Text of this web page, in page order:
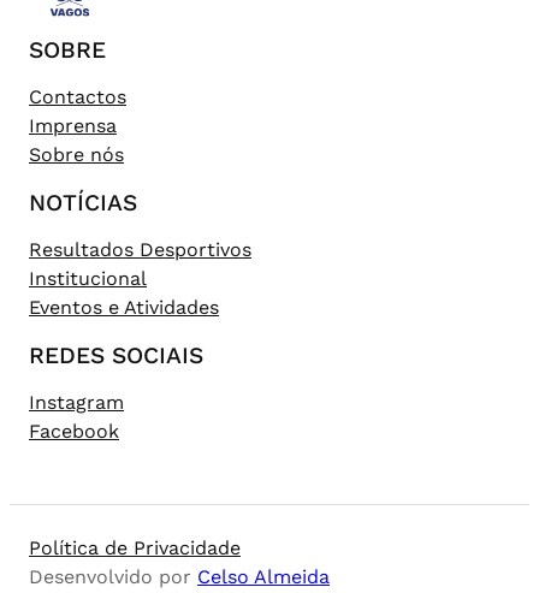
SOBRE
Contactos
Imprensa
Sobre nós
NOTÍCIAS
Resultados Desportivos
Institucional
Eventos e Atividades
REDES SOCIAIS
Instagram
Facebook
Política de Privacidade
Desenvolvido por Celso Almeida